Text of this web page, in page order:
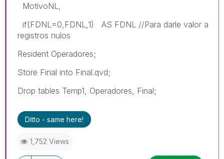
MotivoNL,
if(FDNL=0,FDNL,1) AS FDNL //Para darle valor a
registros nulos
Resident Operadores;
Store Final into Final.qvd;
Drop tables Temp1, Operadores, Final;
Ditto - same here!
1,752 Views